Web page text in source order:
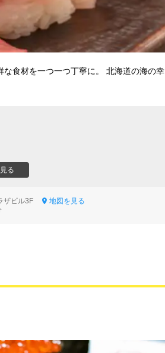
食材を一つ一つ丁寧に。 北海道の海の幸
る
ザビル3F
地図を見る